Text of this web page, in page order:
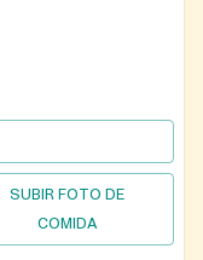
SUBIR FOTO DE
COMIDA